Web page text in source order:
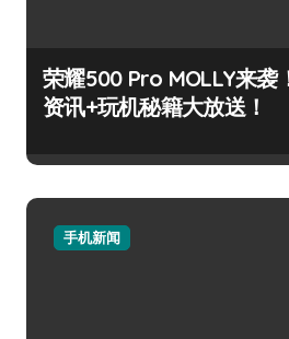
荣耀500 Pro MOLLY来袭
资讯+玩机秘籍大放送！
手机新闻